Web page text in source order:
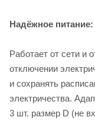
Надёжное питание:
Работает от сети и
отключении
и сохранять
электричества.
3 шт. размер D (не